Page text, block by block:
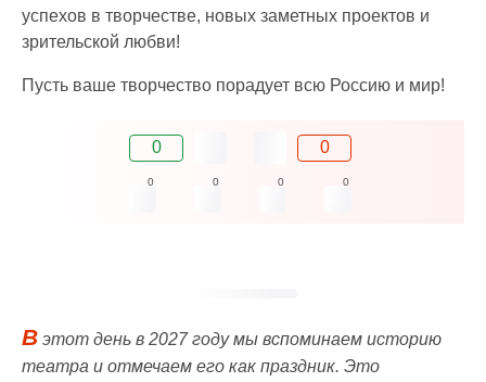
успехов в творчестве, новых заметных проектов и
зрительской любви!
Пусть ваше творчество порадует всю Россию и мир!
0 0
0 0 0 0
В этот день в 2027 году мы вспоминаем историю
театра и отмечаем его как праздник. Это